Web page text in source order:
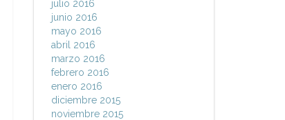
julio 2016
junio 2016
mayo 2016
abril 2016
marzo 2016
febrero 2016
enero 2016
diciembre 2015
noviembre 2015